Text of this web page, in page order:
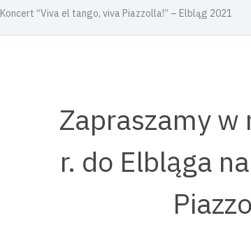
Koncert “Viva el tango, viva Piazzolla!” – Elbląg 2021
Zapraszamy
r. do Elbląga